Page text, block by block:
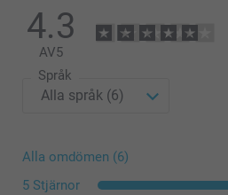
4.3
AV5
Språk
Alla omdömen (6)
5 Stjärnor